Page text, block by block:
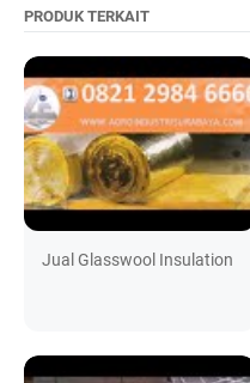
PRODUK TERKAIT
Jual Glasswool Insulation